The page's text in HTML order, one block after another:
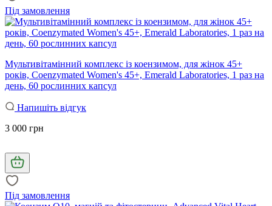
Під замовлення
Мультивітамінний комплекс із коензимом, для жінок 45+
років, Coenzymated Women's 45+, Emerald Laboratories, 1 раз на
день, 60 рослинних капсул
Напишіть відгук
3 000 грн
Під замовлення